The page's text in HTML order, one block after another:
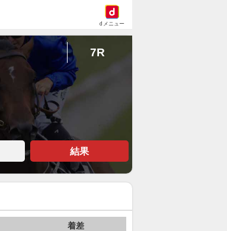
dメニュー
7R
結果
着差